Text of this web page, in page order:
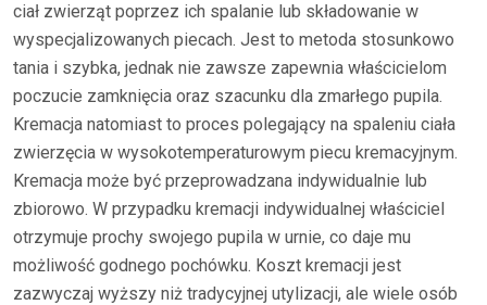
ciał zwierząt poprzez ich spalanie lub składowanie w
wyspecjalizowanych piecach. Jest to metoda stosunkowo
tania i szybka, jednak nie zawsze zapewnia właścicielom
poczucie zamknięcia oraz szacunku dla zmarłego pupila.
Kremacja natomiast to proces polegający na spaleniu ciała
zwierzęcia w wysokotemperaturowym piecu kremacyjnym.
Kremacja może być przeprowadzana indywidualnie lub
zbiorowo. W przypadku kremacji indywidualnej właściciel
otrzymuje prochy swojego pupila w urnie, co daje mu
możliwość godnego pochówku. Koszt kremacji jest
zazwyczaj wyższy niż tradycyjnej utylizacji, ale wiele osób